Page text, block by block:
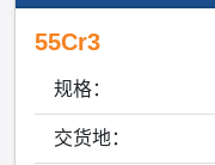
55Cr3
规格：
交货地：